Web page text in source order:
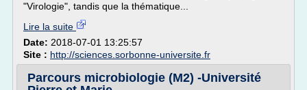
"Virologie", tandis que la thématique...
Lire la suite
Date: 2018-07-01 13:25:57
Site : http://sciences.sorbonne-universite.fr
Parcours microbiologie (M2) -Université